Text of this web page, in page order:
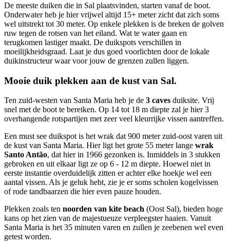
De meeste duiken die in Sal plaatsvinden, starten vanaf de boot.
Onderwater heb je hier vrijwel altijd 15+ meter zicht dat zich soms
wel uitstrekt tot 30 meter. Op enkele plekken is de breken de golven
ruw tegen de rotsen van het eiland. Wat te water gaan en
terugkomen lastiger maakt. De duikspots verschillen in
moeilijkheidsgraad. Laat je dus goed voorlichten door de lokale
duikinstructeur waar voor jouw de grenzen zullen liggen.
Mooie duik plekken aan de kust van Sal.
Ten zuid-westen van Santa Maria heb je de 3 caves duiksite. Vrij
snel met de boot te bereiken. Op 14 tot 18 m diepte zal je hier 3
overhangende rotspartijen met zeer veel kleurrijke vissen aantreffen.
Een must see duikspot is het wrak dat 900 meter zuid-oost varen uit
de kust van Santa Maria. Hier ligt het grote 55 meter lange wrak
Santo Antão, dat hier in 1966 gezonken is. Inmiddels in 3 stukken
gebroken en uit elkaar ligt ze op 6 - 12 m diepte. Hoewel niet in
eerste instantie overduidelijk zitten er achter elke hoekje wel een
aantal vissen. Als je geluk hebt, zie je er soms scholen kogelvissen
of rode tandbaarzen die hier even pauze houden.
Plekken zoals ten noorden van kite beach (Oost Sal), bieden hoge
kans op het zien van de majestueuze verpleegster haaien. Vanuit
Santa Maria is het 35 minuten varen en zullen je zeebenen wel even
getest worden.